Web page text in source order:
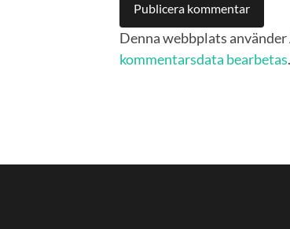
Denna webbplats
kommentarsdata bearbetas.